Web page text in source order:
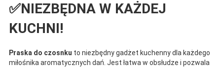
✅NIEZBĘDNA W KAŻDEJ
KUCHNI!
Praska do czosnku to niezbędny gadżet kuchenny dla każdego
miłośnika aromatycznych dań. Jest łatwa w obsłudze i pozwala